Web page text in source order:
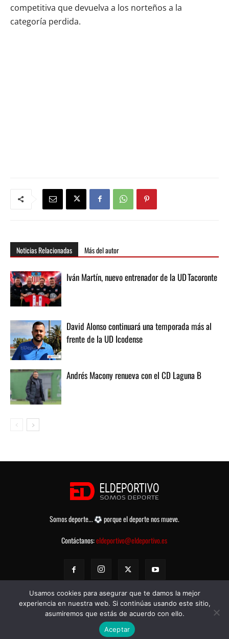
competitiva que devuelva a los norteños a la
categoría perdida.
Noticias Relacionadas Más del autor
Iván Martín, nuevo entrenador de la UD Tacoronte
David Alonso continuará una temporada más al
frente de la UD Icodense
Andrés Macony renueva con el CD Laguna B
Somos deporte...
porque el deporte nos mueve.
Contáctanos:eldeportivo@eldeportivo.es
© eldeportivo.es 2008 - 2025 Todos los Derechos Reservados -
de Privacidad-Aviso legal
Usamos cookies para asegurar que te damos la mejor
experiencia en nuestra web. Si continúas usando este sitio,
asumiremos que estás de acuerdo con ello.
Aceptar